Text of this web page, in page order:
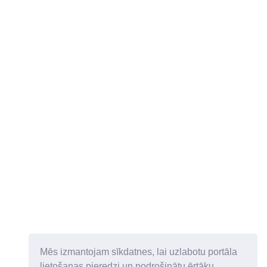
Mēs izmantojam sīkdatnes, lai uzlabotu portāla